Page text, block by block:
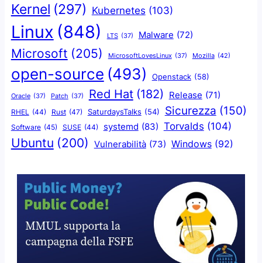
Kernel (297) Kubernetes (103)
Linux (848) LTS (37) Malware (72)
Microsoft (205) MicrosoftLovesLinux (37) Mozilla (42)
open-source (493) Openstack (58)
Oracle (37) Patch (37) Red Hat (182) Release (71)
RHEL (44) Rust (47) SaturdaysTalks (54) Sicurezza (150)
Software (45) SUSE (44) systemd (83) Torvalds (104)
Ubuntu (200) Vulnerabilità (73) Windows (92)